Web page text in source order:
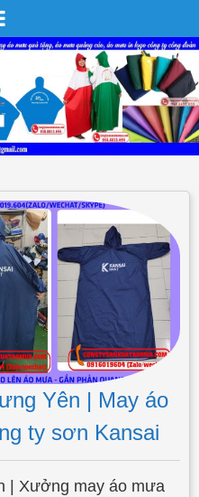
Yên | May áo
ty sơn Kansai
| Xưởng may áo mưa